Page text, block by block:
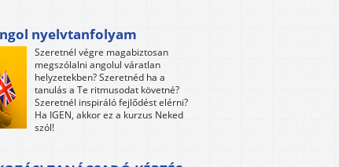
nyelvtanfolyam
Szeretnél végre magabiztosan
megszólalni angolul váratlan
helyzetekben? Szeretnéd ha a
tanulás a Te ritmusodat követné?
Szeretnél inspiráló fejlődést elérni?
Ha IGEN, akkor ez a kurzus Neked
szól!